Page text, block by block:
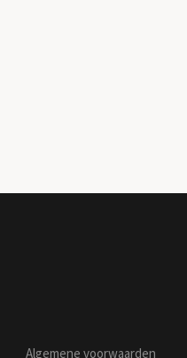
Algemene voorwaarden